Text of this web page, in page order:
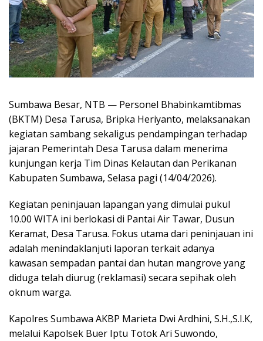
Sumbawa Besar, NTB — Personel Bhabinkamtibmas
(BKTM) Desa Tarusa, Bripka Heriyanto, melaksanakan
kegiatan sambang sekaligus pendampingan terhadap
jajaran Pemerintah Desa Tarusa dalam menerima
kunjungan kerja Tim Dinas Kelautan dan Perikanan
Kabupaten Sumbawa, Selasa pagi (14/04/2026).
Kegiatan peninjauan lapangan yang dimulai pukul
10.00 WITA ini berlokasi di Pantai Air Tawar, Dusun
Keramat, Desa Tarusa. Fokus utama dari peninjauan ini
adalah menindaklanjuti laporan terkait adanya
kawasan sempadan pantai dan hutan mangrove yang
diduga telah diurug (reklamasi) secara sepihak oleh
oknum warga.
Kapolres Sumbawa AKBP Marieta Dwi Ardhini, S.H.,S.I.K,
melalui Kapolsek Buer Iptu Totok Ari Suwondo,